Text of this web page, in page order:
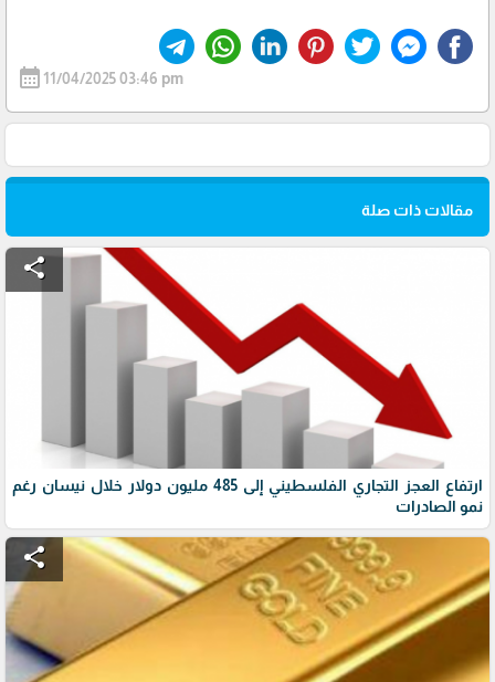
calendar_month 11/04/2025 03:46 pm
مقالات ذات صلة
share
ارتفاع العجز التجاري الفلسطيني إلى 485 مليون دولار خلال نيسان رغم
نمو الصادرات
share